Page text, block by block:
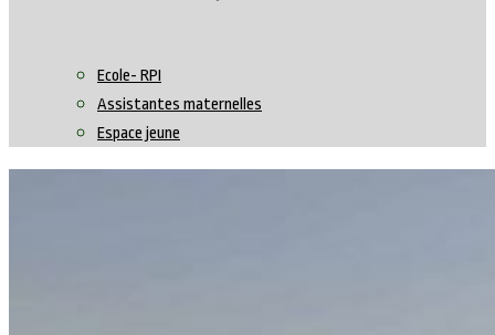
Ecole- RPI
Assistantes maternelles
Espace jeune